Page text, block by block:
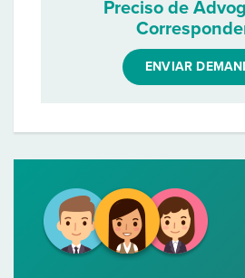
Preciso de
ENVIAR